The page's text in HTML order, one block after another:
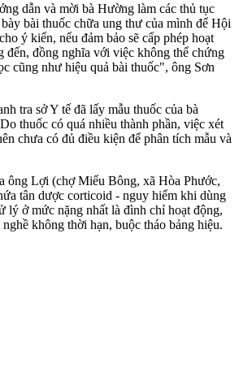
dẫn và mời bà Hường làm các thủ tục
bài thuốc chữa ung thư của mình để Hội
ý kiến, nếu đảm bảo sẽ cấp phép hoạt
đến, đồng nghĩa với việc không thể chứng
cũng như hiệu quả bài thuốc", ông Sơn
tra sở Y tế đã lấy mẫu thuốc của bà
thuốc có quá nhiều thành phần, việc xét
chưa có đủ điều kiện để phân tích mẫu và
ông Lợi (chợ Miếu Bông, xã Hòa Phước,
tân dược corticoid - nguy hiểm khi dùng
lý ở mức nặng nhất là đình chỉ hoạt động,
không thời hạn, buộc tháo bảng hiệu.